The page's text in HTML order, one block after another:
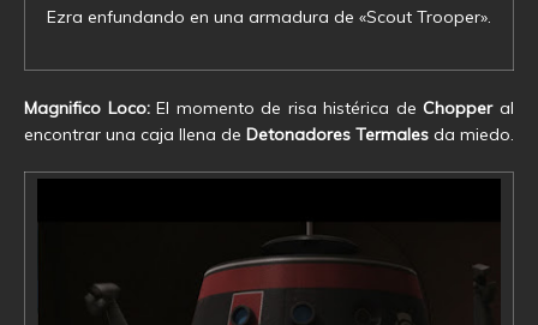
Ezra enfundando en una armadura de «Scout Trooper».
Magnifico Loco:El momento de risa histérica deChopperal
encontrar una caja llena de Detonadores Termales da miedo.